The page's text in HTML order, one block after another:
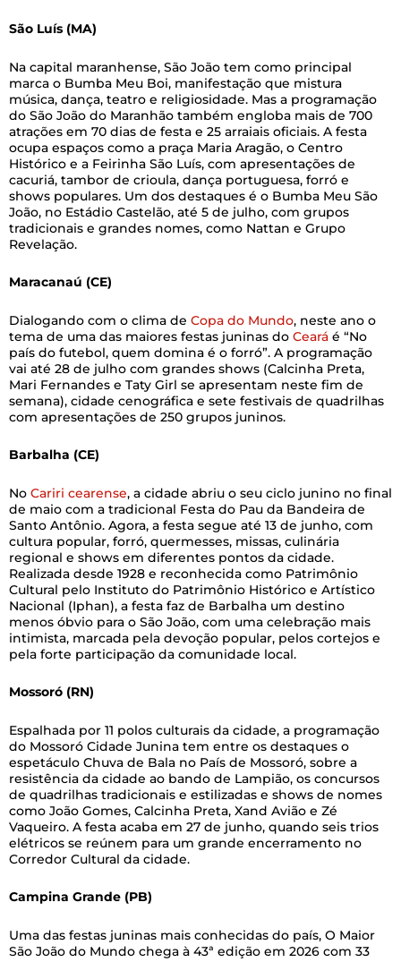
São Luís (MA)
Na capital maranhense, São João tem como principal
marca o Bumba Meu Boi, manifestação que mistura
música, dança, teatro e religiosidade. Mas a programação
do São João do Maranhão também engloba mais de 700
atrações em 70 dias de festa e 25 arraiais oficiais. A festa
ocupa espaços como a praça Maria Aragão, o Centro
Histórico e a Feirinha São Luís, com apresentações de
cacuriá, tambor de crioula, dança portuguesa, forró e
shows populares. Um dos destaques é o Bumba Meu São
João, no Estádio Castelão, até 5 de julho, com grupos
tradicionais e grandes nomes, como Nattan e Grupo
Revelação.
Maracanaú (CE)
Dialogando com o clima de Copa do Mundo, neste ano o
tema de uma das maiores festas juninas do Ceará é “No
país do futebol, quem domina é o forró”. A programação
vai até 28 de julho com grandes shows (Calcinha Preta,
Mari Fernandes e Taty Girl se apresentam neste fim de
semana), cidade cenográfica e sete festivais de quadrilhas
com apresentações de 250 grupos juninos.
Barbalha (CE)
No Cariri cearense, a cidade abriu o seu ciclo junino no final
de maio com a tradicional Festa do Pau da Bandeira de
Santo Antônio. Agora, a festa segue até 13 de junho, com
cultura popular, forró, quermesses, missas, culinária
regional e shows em diferentes pontos da cidade.
Realizada desde 1928 e reconhecida como Patrimônio
Cultural pelo Instituto do Patrimônio Histórico e Artístico
Nacional (Iphan), a festa faz de Barbalha um destino
menos óbvio para o São João, com uma celebração mais
intimista, marcada pela devoção popular, pelos cortejos e
pela forte participação da comunidade local.
Mossoró (RN)
Espalhada por 11 polos culturais da cidade, a programação
do Mossoró Cidade Junina tem entre os destaques o
espetáculo Chuva de Bala no País de Mossoró, sobre a
resistência da cidade ao bando de Lampião, os concursos
de quadrilhas tradicionais e estilizadas e shows de nomes
como João Gomes, Calcinha Preta, Xand Avião e Zé
Vaqueiro. A festa acaba em 27 de junho, quando seis trios
elétricos se reúnem para um grande encerramento no
Corredor Cultural da cidade.
Campina Grande (PB)
Uma das festas juninas mais conhecidas do país, O Maior
São João do Mundo chega à 43ª edição em 2026 com 33